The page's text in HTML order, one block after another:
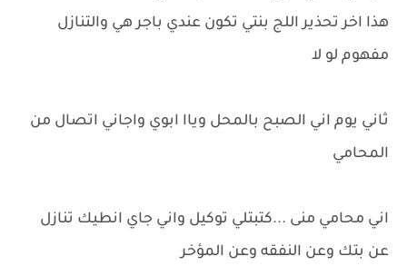
هذا اخر تحذير اللج بنتي تكون عندي باجر هي والتنازل
مفهوم لو لا
ثاني يوم اني الصبح بالمحل وياا ابوي واجاني اتصال من
المحامي
اني محامي منى ...كتبتلي توكيل واني جاي انطيك تنازل
عن بتك وعن النفقه وعن المؤخر